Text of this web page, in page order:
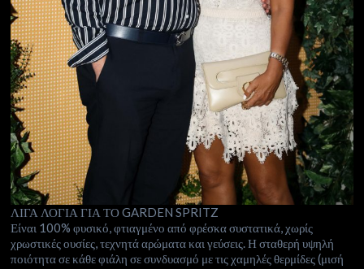
ΛΙΓΑ ΛΟΓΙΑ ΓΙΑ ΤΟ GARDEN SPRITZ
Είναι 100% φυσικό, φτιαγμένο από φρέσκα συστατικά, χωρίς
χρωστικές ουσίες, τεχνητά αρώματα και γεύσεις. Η σταθερή υψηλή
ποιότητα σε κάθε φιάλη σε συνδυασμό με τις χαμηλές θερμίδες (μισή